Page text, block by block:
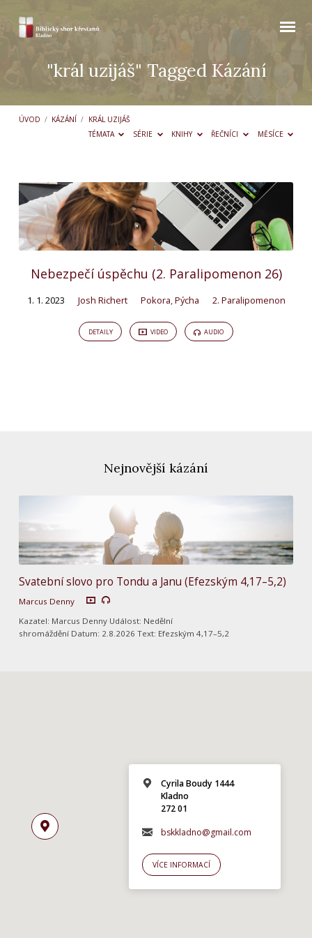
"král uzijáš" Tagged Kázání
ÚVOD / KÁZÁNÍ / KRÁL UZIJÁŠ
TÉMATA
SÉRIE KNIHY ŘEČNÍCI MĚSÍCE
"král
uzijáš"
Tagged
Kázání
Nebezpečí úspěchu (2. Paralipomenon 26)
1. 1. 2023 Josh Richert Pokora Pýcha 2. Paralipomenon
DETAILY VIDEO AUDIO
Nejnovější kázání
Svatební slovo pro Tondu a Janu (Efezským 4,17–5,2)
Marcus Denny
Kazatel: Marcus Denny Událost: Nedělní
shromáždění Datum: 2.8.2026 Text: Efezským 4,17–5,2
Cyrila Boudy 1444
Kladno
272 01
bskkladno@gmail.com
VÍCE INFORMACÍ